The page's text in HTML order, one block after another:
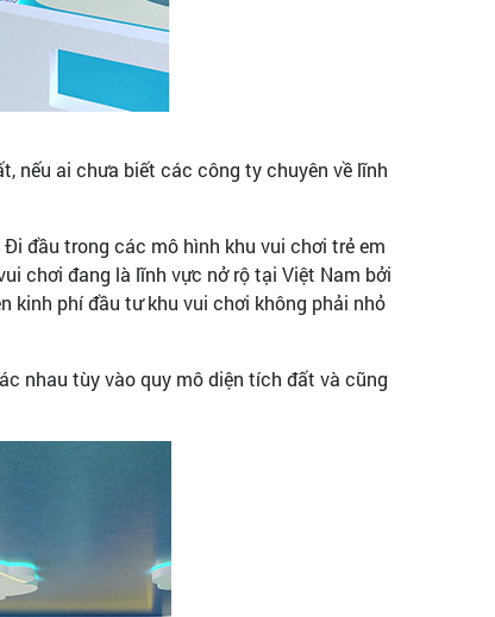
nếu ai chưa biết các công ty chuyên về lĩnh
Đi đầu trong các mô hình khu vui chơi trẻ em
chơi đang là lĩnh vực nở rộ tại Việt Nam bởi
kinh phí đầu tư khu vui chơi không phải nhỏ
nhau tùy vào quy mô diện tích đất và cũng